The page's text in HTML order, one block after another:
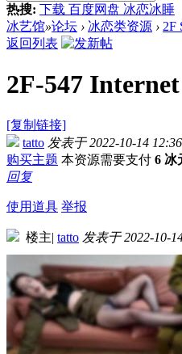
热搜: 下载 百度网盘 冰恋冰睡
冰艺馆»论坛 › 冰恋类资源 › 2F
返回列表
2F-547 Internet
[复制链接]
tatto 发表于 2022-10-14 12:36
购买主题 本资源需要支付 6 冰
回复
使用道具 举报
楼主| tatto 发表于 2022-10-